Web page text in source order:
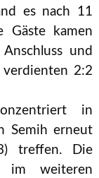
es nach 11
kamen
und
2:2
in
Semih erneut
treffen. Die
im weiteren